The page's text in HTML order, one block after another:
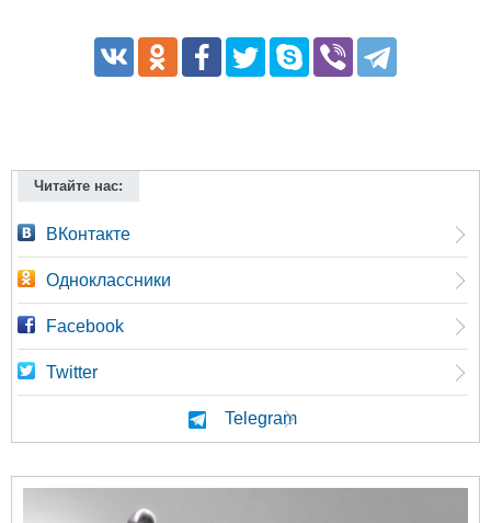
Читайте нас:
ВКонтакте
Одноклассники
Facebook
Twitter
Telegram